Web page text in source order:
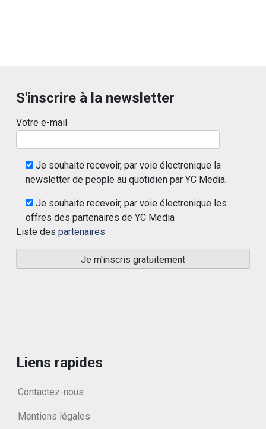
S'inscrire à la newsletter
Votre e-mail
Je souhaite recevoir, par voie électronique la
newsletter de people au quotidien par YC Media.
Je souhaite recevoir, par voie électronique les
offres des partenaires de YC Media
Liste des partenaires
Liens rapides
Contactez-nous
Mentions légales